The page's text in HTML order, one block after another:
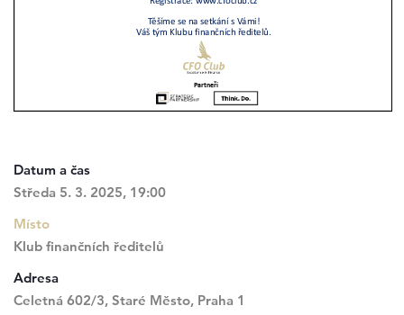
Datum a čas
Středa 5. 3. 2025, 19:00
Místo
Klub finančních ředitelů
Adresa
Celetná 602/3, Staré Město, Praha 1